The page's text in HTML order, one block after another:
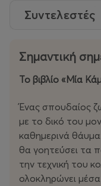
παιδική εμπειρία
να έχουν το δικό
Αλλαγές /
κάνετε
αναφέροντας τον
στο
Συντελεστές
Σημαντική
Το βιβλίο «Μία
Ένας σπουδαίος
με το δικό του
καθημερινά
θα γοητεύσει τα
την τεχνική του
ολοκληρώνει